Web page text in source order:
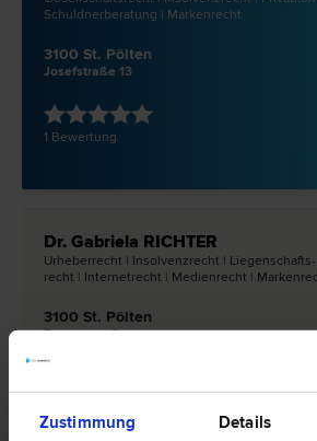
Zustimmung Details
Schuldnerberatung | Marken­recht
3100 St. Pölten
Josefstraße 13
1 Bewertung
Dr. Gabriela RICHTER
Urheber­recht | Insolvenz­recht |
recht | Internet­recht | Medien­recht |
3100 St. Pölten
Domgasse 2